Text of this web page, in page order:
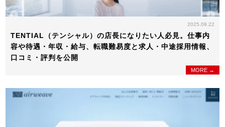
2025.09.22
TENTIAL（テンシャル）の店長になりたい人必見。仕事内
容や待遇・年収・給与、転職難易度と求人・中途採用情報、
口コミ・評判を公開
MORE →